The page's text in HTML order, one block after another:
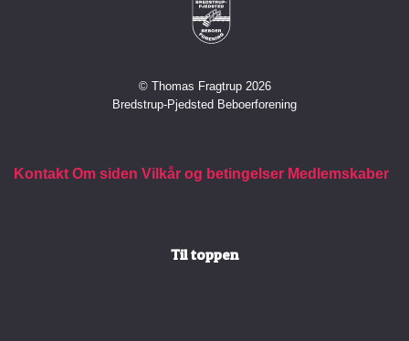
© Thomas Fragtrup 2026
Bredstrup-Pjedsted Beboerforening
Kontakt Om siden Vilkår og betingelser Medlemskaber
Til toppen